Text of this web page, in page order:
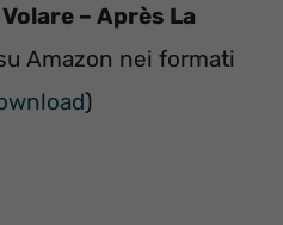
– Après La
Amazon nei formati
)